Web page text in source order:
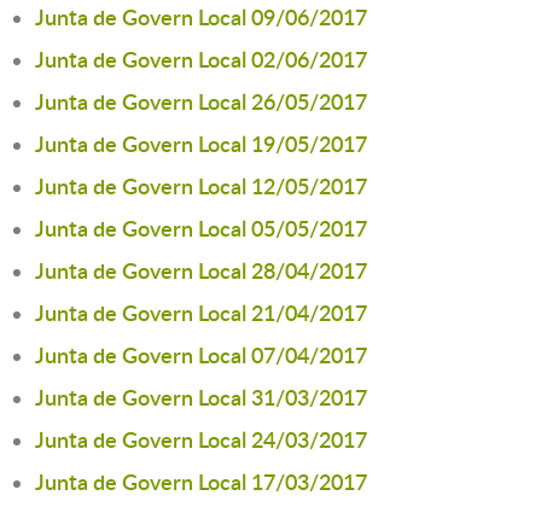
Junta de Govern Local 09/06/2017
Junta de Govern Local 02/06/2017
Junta de Govern Local 26/05/2017
Junta de Govern Local 19/05/2017
Junta de Govern Local 12/05/2017
Junta de Govern Local 05/05/2017
Junta de Govern Local 28/04/2017
Junta de Govern Local 21/04/2017
Junta de Govern Local 07/04/2017
Junta de Govern Local 31/03/2017
Junta de Govern Local 24/03/2017
Junta de Govern Local 17/03/2017